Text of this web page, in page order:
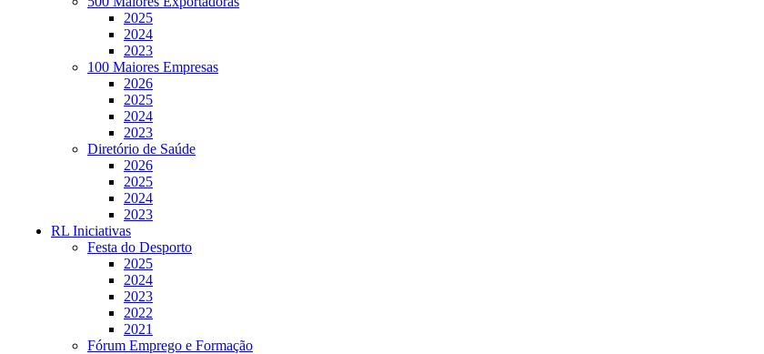
2025
2024
2023
100 Maiores Empresas
2026
2025
2024
2023
Diretório de Saúde
2026
2025
2024
2023
RL Iniciativas
Festa do Desporto
2025
2024
2023
2022
2021
Fórum Emprego e Formação